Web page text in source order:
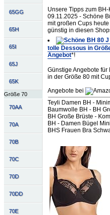
65GG
65H
65I
65J
65K
Größe 70
70AA
70A
70B
70C
70D
70DD
70E
Unsere Tipps zum BH-
09.11.2025 - Schöne
mit großen Cups
günstig in diesen
tolle Dessous in
Angebot*!
Günstige Angebote für
in der Größe 80 mit
Angebote bei
Teyli Damen BH -
Baumwolle BH - BH
BH Große Brüste -
BH - Damen Bügel
BHS Frauen Bra